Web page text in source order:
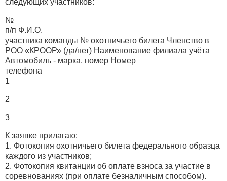
№
п/п Ф.И.О.
участника команды № охотничьего билета Членство в
РОО «КРООР» (да/нет) Наименование филиала учёта
Автомобиль - марка, номер Номер
телефона
1
2
3
К заявке прилагаю:
1. Фотокопия охотничьего билета федерального образца
каждого из участников;
2. Фотокопия квитанции об оплате взноса за участие в
соревнованиях (при оплате безналичным способом).